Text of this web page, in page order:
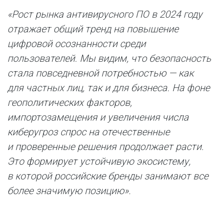
«Рост рынка антивирусного ПО в 2024 году
отражает общий тренд на повышение
цифровой осознанности среди
пользователей. Мы видим, что безопасность
стала повседневной потребностью — как
для частных лиц, так и для бизнеса. На фоне
геополитических факторов,
импортозамещения и увеличения числа
киберугроз спрос на отечественные
и проверенные решения продолжает расти.
Это формирует устойчивую экосистему,
в которой российские бренды занимают все
более значимую позицию».